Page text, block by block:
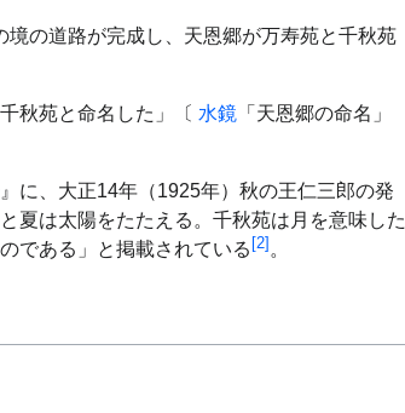
境の道路が完成し、天恩郷が万寿苑と千秋苑
秋苑と命名した」〔 水鏡 「天恩郷の命名」
』に、大正14年（1925年）秋の王仁三郎の発
夏は太陽をたたえる。千秋苑は月を意味した
である」と掲載されている [2] 。